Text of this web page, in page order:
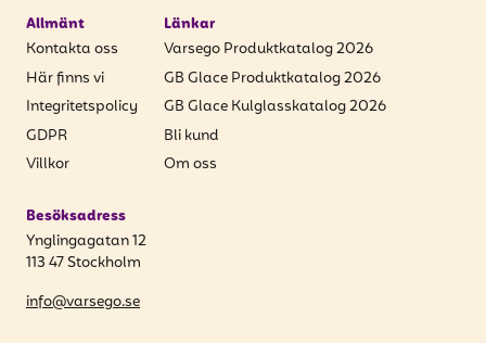
PRENUMERERA
Allmänt
Kontakta oss
Här finns vi
Integritetspolicy
GDPR
Villkor
Länkar
Varsego Produktkatalog 2026
GB Glace Produktkatalog 2026
GB Glace Kulglasskatalog 2026
Bli kund
Om oss
Besöksadress
Ynglingagatan 12
113 47 Stockholm
info@varsego.se